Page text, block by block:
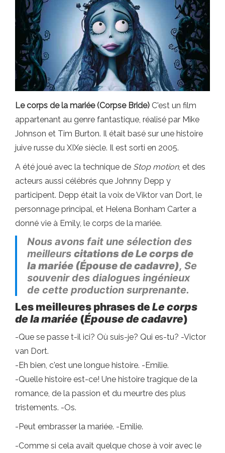
Le corps de la mariée (Corpse Bride) C'est un film
appartenant au genre fantastique, réalisé par Mike
Johnson et Tim Burton. Il était basé sur une histoire
juive russe du XIXe siècle. Il est sorti en 2005.
A été joué avec la technique de Stop motion, et des
acteurs aussi célébrés que Johnny Depp y
participent. Depp était la voix de Viktor van Dort, le
personnage principal, et Helena Bonham Carter a
donné vie à Emily, le corps de la mariée.
Nous avons fait une sélection des
meilleurs citations deLe corps de
la mariée (Épouse de cadavre), Se
souvenir des dialogues ingénieux
de cette production surprenante.
Les meilleures phrases de Le corps
de la mariée (Épouse de cadavre)
-Que se passe t-il ici? Où suis-je? Qui es-tu? -Victor
van Dort.
-Eh bien, c'est une longue histoire. -Emilie.
-Quelle histoire est-ce! Une histoire tragique de la
romance, de la passion et du meurtre des plus
tristements. -Os.
-Peut embrasser la mariée. -Emilie.
-Comme si cela avait quelque chose à voir avec le